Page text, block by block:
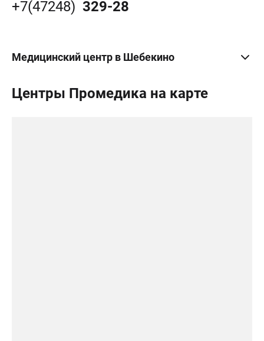
+7(47248) 329-28
Медицинский центр в Шебекино
Центры Промедика на карте